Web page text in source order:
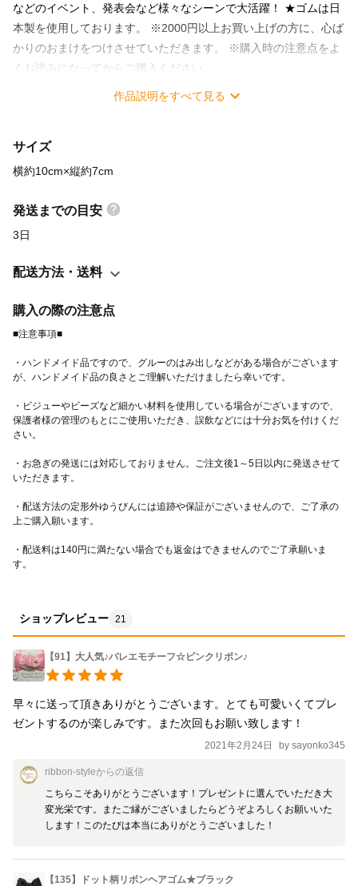
などのイベント、発表会など様々なシーンで大活躍！ ★ゴムは日
本製を使用しております。 ※2000円以上お買い上げの方に、心ば
かりのおまけをつけさせていただきます。 ※購入時の注意点をよ
くお読みになってからご購入ください。
作品説明をすべて見る
サイズ
横約10cm×縦約7cm
発送までの目安
3日
配送方法・送料
購入の際の注意点
・ハンドメイド品ですので、グルーのはみ出しなどがある場合がございます
・ビジューやビーズなど細かい材料を使用している場合がございますので、
保護者様の管理のもとにご使用いただき、誤飲などには十分お気を付けくだ
・お急ぎの発送には対応しておりません。ご注文後1～5日以内に発送させて
・配送方法の定形外ゆうびんには追跡や保証がございませんので、ご了承の
・配送料は140円に満たない場合でも返金はできませんのでご了承願いま
す。
ショップレビュー 21
【91】大人気♪バレエモチーフ☆ピンクリボン♪
早々に送って頂きありがとうございます。とても可愛いくてプレ
ゼントするのが楽しみです。また次回もお願い致します！
2021年2月24日 by sayonko345
ribbon-styleからの返信
こちらこそありがとうございます！プレゼントに選んでいただき大
変光栄です。またご縁がございましたらどうぞよろしくお願いいた
します！このたびは本当にありがとうございました！
【135】ドット柄リボンヘアゴム★ブラック